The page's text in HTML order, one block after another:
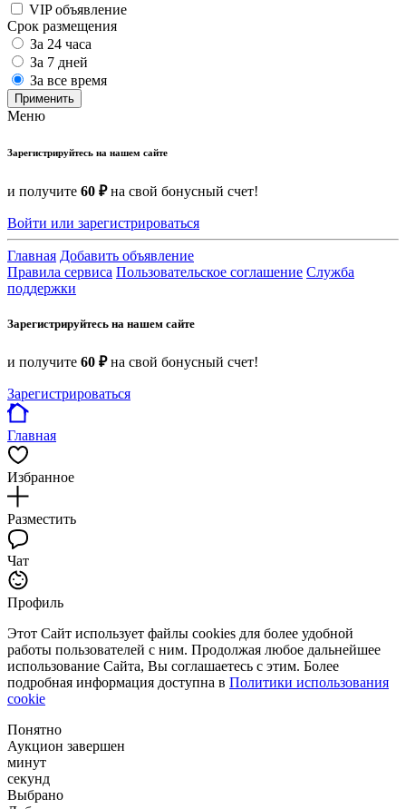
VIP объявление
Срок размещения
За 24 часа
За 7 дней
За все время
Применить
Меню
Зарегистрируйтесь на нашем сайте
и получите 60 ₽на свой бонусный счет!
Войти или зарегистрироваться
Главная Добавить объявление
Правила сервиса Пользовательское соглашение Служба
поддержки
Зарегистрируйтесь на нашем сайте
и получите 60 ₽на свой бонусный счет!
Зарегистрироваться
Главная
Избранное
Разместить
Чат
Профиль
Этот Сайт использует файлы cookies для более удобной
работы пользователей с ним. Продолжая любое дальнейшее
использование Сайта, Вы соглашаетесь с этим. Более
подробная информация доступна в Политики использования
cookie
Понятно
Аукцион завершен
минут
секунд
Выбрано